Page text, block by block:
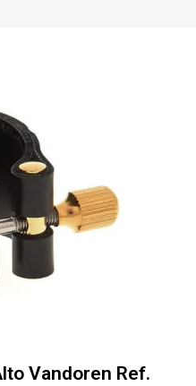
Vandoren Ref.